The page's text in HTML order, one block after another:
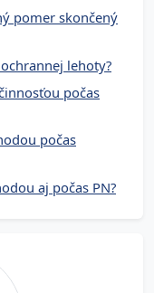
pomer skončený
lehoty?
počas
počas
aj počas PN?